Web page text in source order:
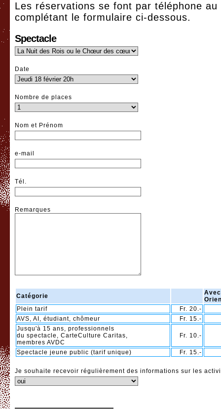
Les réservations se font par téléphone
complétant le formulaire ci-dessous.
Spectacle
Date
Nombre de places
Nom et Prénom
e-mail
Tél.
Remarques
Catégorie
Plein tarif
Fr. 20.-
AVS, AI, étudiant, chômeur
Fr. 15.-
Jusqu'à 15 ans, professionnels
du spectacle, CarteCulture Caritas,
membres AVDC
Fr. 10.-
Spectacle jeune public (tarif unique) Fr. 15.-
Je souhaite recevoir régulièrement des informations sur les